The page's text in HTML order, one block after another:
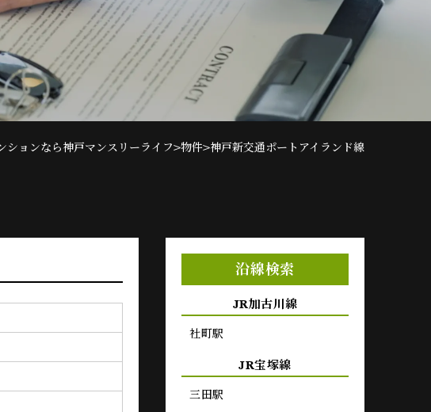
ションなら神戸マンスリーライフ>物件>神戸新交通ポートアイランド線
沿線検索
JR加古川線
社町駅
JR宝塚線
三田駅